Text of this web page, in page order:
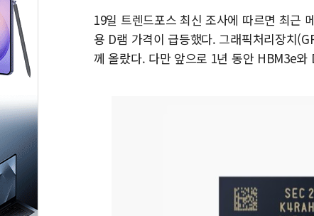
19일 트렌드포스 최신 조사에 따르면 최근
용 D램 가격이 급등했다. 그래픽처리장치
께 올랐다. 다만 앞으로 1년 동안 HBM3e